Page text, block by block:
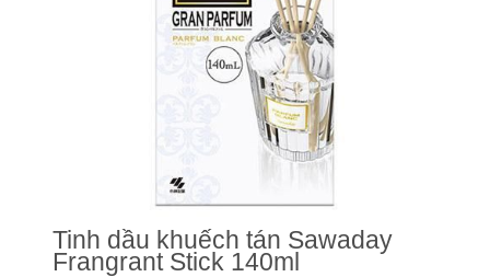
Tinh dầu khuếch tán Sawaday
Frangrant Stick 140ml